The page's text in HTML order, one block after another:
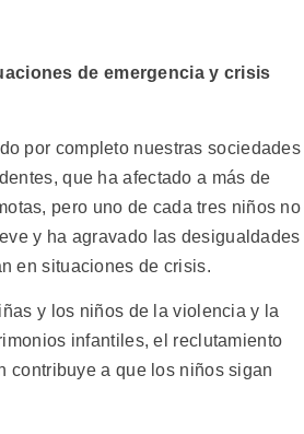
de emergencia y crisis
por completo nuestras sociedades
que ha afectado a más de
pero uno de cada tres niños no
y ha agravado las desigualdades
en situaciones de crisis.
y los niños de la violencia y la
infantiles, el reclutamiento
contribuye a que los niños sigan